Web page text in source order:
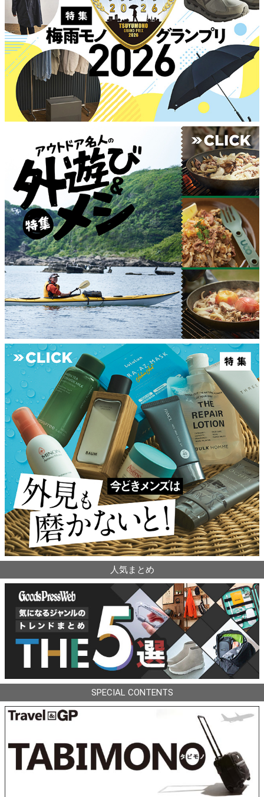
人気まとめ
SPECIAL CONTENTS